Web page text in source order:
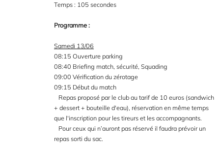
Temps : 105 secondes
Programme :
Samedi 13/06
08:15 Ouverture parking
08:40 Briefing match, sécurité, Squading
09:00 Vérification du zérotage
09:15 Début du match
Repas proposé par le club au tarif de 10 euros (sandwich
+ dessert + bouteille d'eau), réservation en même temps
que l'inscription pour les tireurs et les accompagnants.
Pour ceux qui n’auront pas réservé il faudra prévoir un
repas sorti du sac.